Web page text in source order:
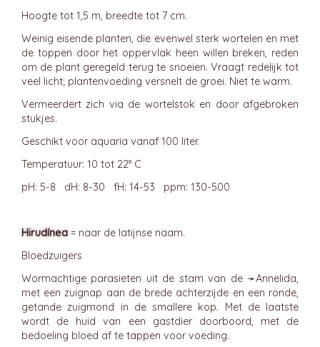
Hoogte tot 1,5 m, breedte tot 7 cm.
Weinig eisende planten, die evenwel sterk wortelen en met
de toppen door het oppervlak heen willen breken, reden
om de plant geregeld terug te snoeien. Vraagt redelijk tot
veel licht; plantenvoeding versnelt de groei. Niet te warm.
Vermeerdert zich via de wortelstok en door afgebroken
stukjes.
Geschikt voor aquaria vanaf 100 liter.
Temperatuur: 10 tot 22° C
pH: 5-8 dH: 8-30 fH: 14-53 ppm: 130-500
Hirudínea = naar de latijnse naam.
Bloedzuigers
Wormachtige parasieten uit de stam van de ➛Annelida,
met een zuignap aan de brede achterzijde en een ronde,
getande zuigmond in de smallere kop. Met de laatste
wordt de huid van een gastdier doorboord, met de
bedoeling bloed af te tappen voor voeding.